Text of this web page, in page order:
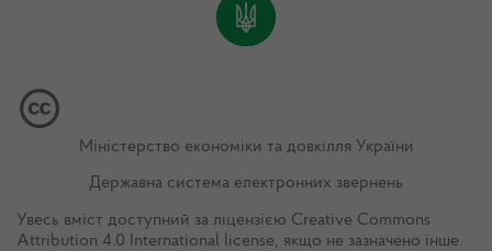
Міністерство економіки та довкілля України
Державна система електронних звернень
Увесь вміст доступний за ліцензією Creative Commons
Attribution 4.0 International license, якщо не зазначено інше.